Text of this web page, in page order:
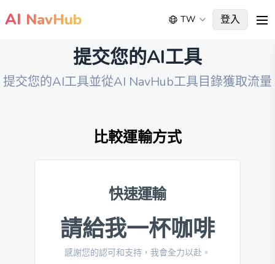
AI NavHub TW 登入
提交您的AI工具
提交您的AI工具並從AI NavHub工具目錄獲取流量
比較運輸方式
快速運輸
請給我一杯咖啡
感謝您的認可和支持，我會全力以赴。